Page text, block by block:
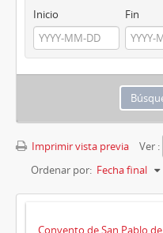
Inicio Fin
Imprimir vista previa
Ver :
Ordenar por: Fecha final
Convento de San Pablo de